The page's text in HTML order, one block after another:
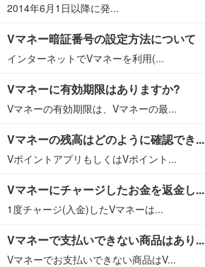
2014年6月1日以降に発...
Vマネー暗証番号の設定方法について
インターネットでVマネーを利用(...
Vマネーに有効期限はありますか?
Vマネーの有効期限は、Vマネーの最...
Vマネーの残高はどのように確認でき...
VポイントアプリもしくはVポイント...
Vマネーにチャージしたお金を返金し...
1度チャージ(入金)したVマネーは...
Vマネーで支払いできない商品はあり...
Vマネーでお支払いできない商品はV...